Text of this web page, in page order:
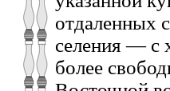
отдаленных
селения — с
более